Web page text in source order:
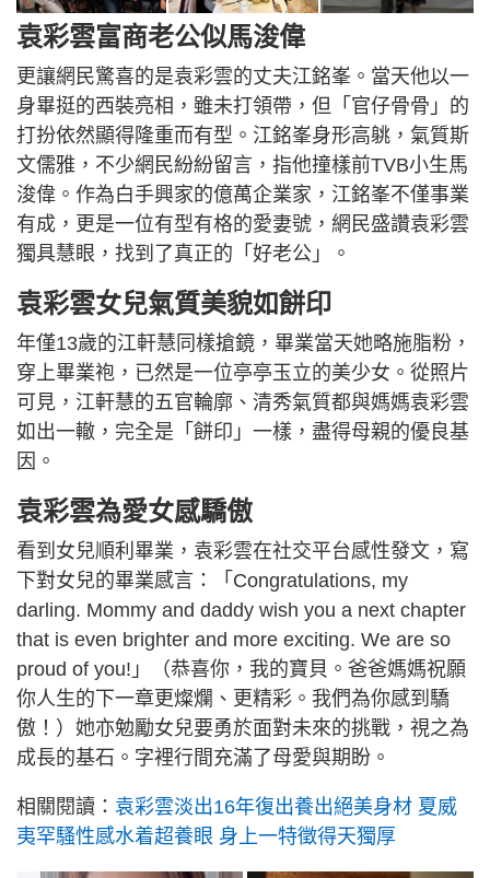
袁彩雲富商老公似馬浚偉
更讓網民驚喜的是袁彩雲的丈夫江銘峯。當天他以一
身畢挺的西裝亮相，雖未打領帶，但「官仔骨骨」的
打扮依然顯得隆重而有型。江銘峯身形高䠷，氣質斯
文儒雅，不少網民紛紛留言，指他撞樣前TVB小生馬
浚偉。作為白手興家的億萬企業家，江銘峯不僅事業
有成，更是一位有型有格的愛妻號，網民盛讚袁彩雲
獨具慧眼，找到了真正的「好老公」。
袁彩雲女兒氣質美貌如餅印
年僅13歲的江軒慧同樣搶鏡，畢業當天她略施脂粉，
穿上畢業袍，已然是一位亭亭玉立的美少女。從照片
可見，江軒慧的五官輪廓、清秀氣質都與媽媽袁彩雲
如出一轍，完全是「餅印」一樣，盡得母親的優良基
因。
袁彩雲為愛女感驕傲
看到女兒順利畢業，袁彩雲在社交平台感性發文，寫
下對女兒的畢業感言：「Congratulations, my
darling. Mommy and daddy wish you a next chapter
that is even brighter and more exciting. We are so
proud of you!」（恭喜你，我的寶貝。爸爸媽媽祝願
你人生的下一章更燦爛、更精彩。我們為你感到驕
傲！）她亦勉勵女兒要勇於面對未來的挑戰，視之為
成長的基石。字裡行間充滿了母愛與期盼。
相關閱讀： 袁彩雲淡出16年復出養出絕美身材 夏威
夷罕騷性感水着超養眼 身上一特徵得天獨厚